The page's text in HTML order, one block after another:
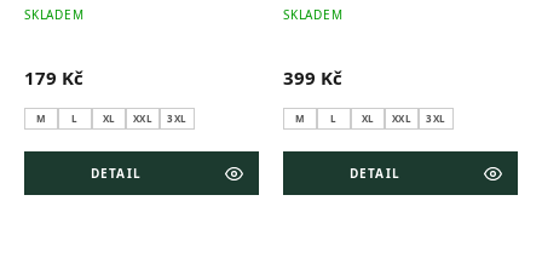
SKLADEM
179 Kč
M L XL XXL 3XL
DETAIL
SKLADEM
399 Kč
M L XL XXL 3XL
DETAIL